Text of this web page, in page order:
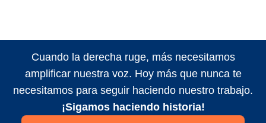
Cuando la derecha ruge, más necesitamos
amplificar nuestra voz. Hoy más que nunca te
necesitamos para seguir haciendo nuestro trabajo.
¡Sigamos haciendo historia!